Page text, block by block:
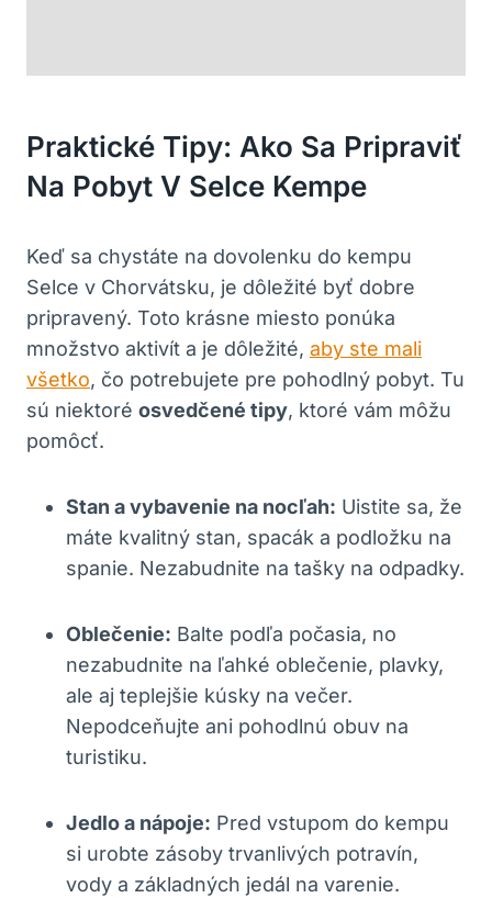
Praktické Tipy: Ako Sa Pripraviť
Na Pobyt V Selce Kempe
Keď sa chystáte na dovolenku do kempu
Selce v Chorvátsku, je dôležité byť dobre
pripravený. Toto krásne miesto ponúka
množstvo aktivít a je dôležité, aby ste mali
všetko, čo potrebujete pre pohodlný pobyt. Tu
sú niektoré osvedčené tipy, ktoré vám môžu
pomôcť.
Stan a vybavenie na nocľah: Uistite sa, že
máte kvalitný stan, spacák a podložku na
spanie. Nezabudnite na tašky na odpadky.
Oblečenie: Balte podľa počasia, no
nezabudnite na ľahké oblečenie, plavky,
ale aj teplejšie kúsky na večer.
Nepodceňujte ani pohodlnú obuv na
turistiku.
Jedlo a nápoje: Pred vstupom do kempu
si urobte zásoby trvanlivých potravín,
vody a základných jedál na varenie.